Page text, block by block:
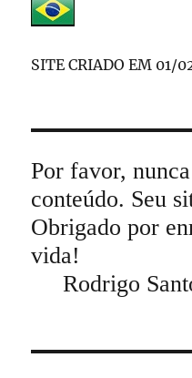
SITE CRIADO EM 01/
Por favor,
conteúdo. Seu
Obrigado por
Rodrigo